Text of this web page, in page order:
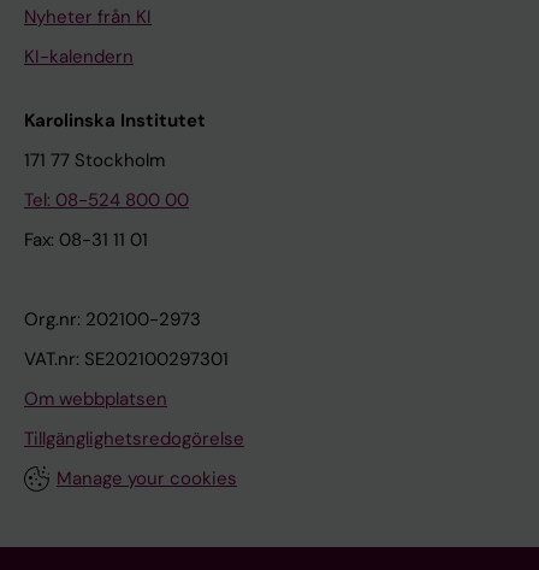
Nyheter från KI
KI-kalendern
Karolinska Institutet
171 77 Stockholm
Tel: 08-524 800 00
Fax: 08-31 11 01
Org.nr: 202100-2973
VAT.nr: SE202100297301
Om webbplatsen
Tillgänglighetsredogörelse
Manage your cookies